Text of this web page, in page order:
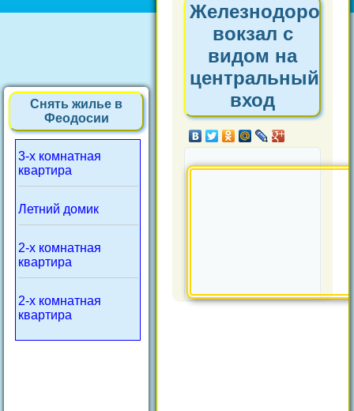
Снять жилье в
Феодосии
3-х комнатная
квартира
Летний домик
2-х комнатная
квартира
2-х комнатная
квартира
вокзал с
видом на
центральный
вход